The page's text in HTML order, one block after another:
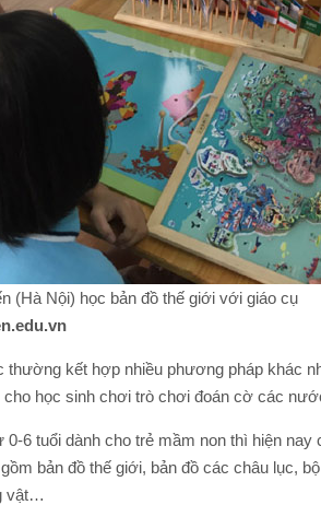
(Hà Nội) học bản đồ thế giới với giáo cụ
kết hợp nhiều phương pháp khác
học sinh chơi trò chơi đoán cờ các
6 tuổi dành cho trẻ mầm non thì hiện nay
bản đồ thế giới, bản đồ các châu lục,
vật…